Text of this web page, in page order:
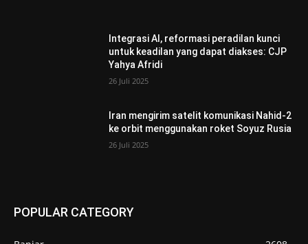
Integrasi AI, reformasi peradilan kunci
untuk keadilan yang dapat diakses: CJP
Yahya Afridi
26 Juli 2025
Iran mengirim satelit komunikasi Nahid-2
ke orbit menggunakan roket Soyuz Rusia
26 Juli 2025
POPULAR CATEGORY